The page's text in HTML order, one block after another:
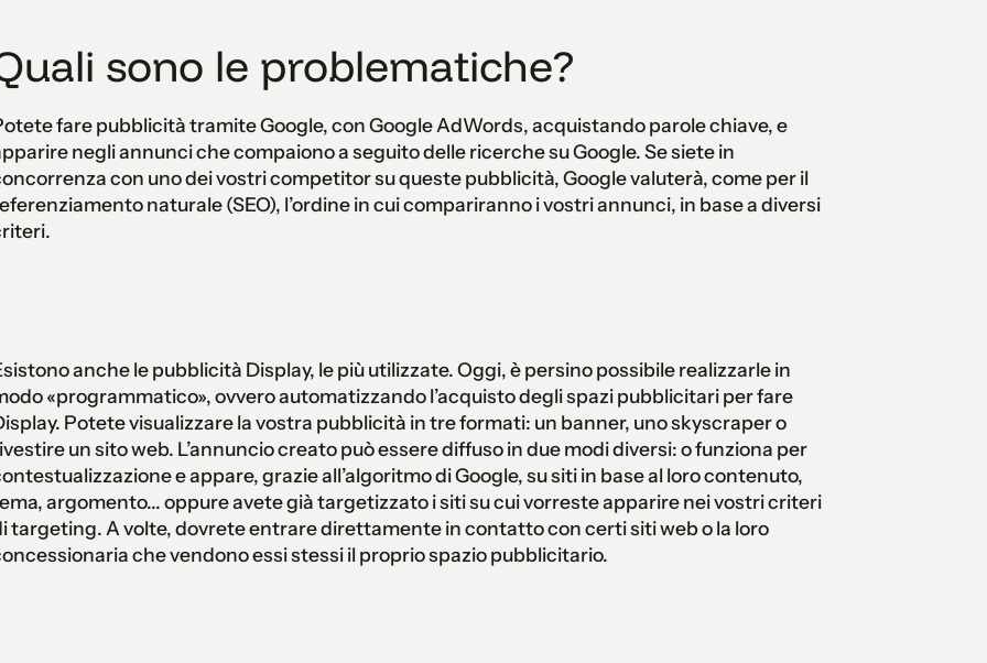
sono le problematiche?
fare pubblicità tramite Google, con Google AdWords, acquistando parole chiave, e
negli annunci che compaiono a seguito delle ricerche su Google. Se siete in
con uno dei vostri competitor su queste pubblicità, Google valuterà, come per il
naturale (SEO), l’ordine in cui compariranno i vostri annunci, in base a diversi
anche le pubblicità Display, le più utilizzate. Oggi, è persino possibile realizzarle in
«programmatico», ovvero automatizzando l’acquisto degli spazi pubblicitari per fare
Potete visualizzare la vostra pubblicità in tre formati: un banner, uno skyscraper o
un sito web. L’annuncio creato può essere diffuso in due modi diversi: o funziona per
e appare, grazie all’algoritmo di Google, su siti in base al loro contenuto,
argomento... oppure avete già targetizzato i siti su cui vorreste apparire nei vostri criteri
targeting. A volte, dovrete entrare direttamente in contatto con certi siti web o la loro
che vendono essi stessi il proprio spazio pubblicitario.